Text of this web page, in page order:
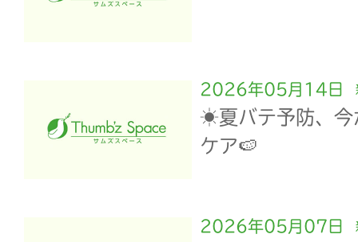
2026年05月14日
☀️夏バテ予防、今
ケア🍉
2026年05月07日